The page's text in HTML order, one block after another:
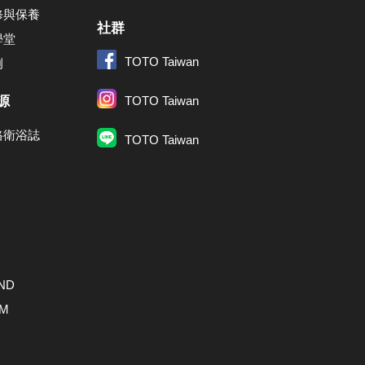
保養
堂
衛浴誌
社群
TOTO Taiwan
TOTO Taiwan
TOTO Taiwan